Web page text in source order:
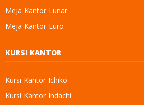
Meja Kantor Lunar
Meja Kantor Euro
KURSI KANTOR
Kursi Kantor Ichiko
Kursi Kantor Indachi